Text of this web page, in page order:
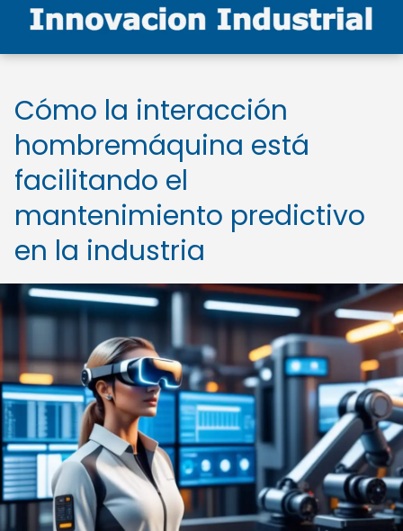
Cómo la interacción
hombremáquina está
facilitando el
mantenimiento predictivo
en la industria